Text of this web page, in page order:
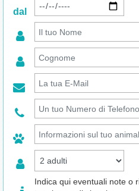
dal
Indica qui eventuali note o